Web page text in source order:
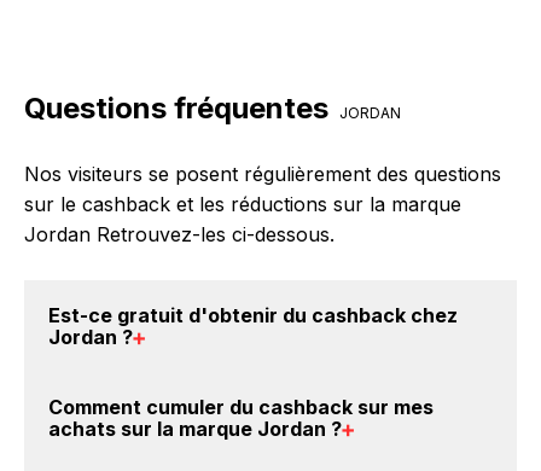
Questions fréquentes JORDAN
Nos visiteurs se posent régulièrement des questions
sur le cashback et les réductions sur la marque
Jordan Retrouvez-les ci-dessous.
Est-ce gratuit d'obtenir du cashback chez
Jordan ?
compte gratuitement pour cumuler vos réductions
cashback sur vos achats sur la marque Jordan. Oui,
Comment cumuler du cashback sur mes
achats sur la marque Jordan ?